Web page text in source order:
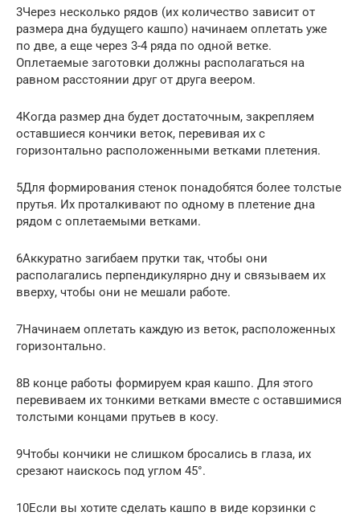
3Через несколько рядов (их количество зависит от
размера дна будущего кашпо) начинаем оплетать уже
по две, а еще через 3-4 ряда по одной ветке.
Оплетаемые заготовки должны располагаться на
равном расстоянии друг от друга веером.
4Когда размер дна будет достаточным, закрепляем
оставшиеся кончики веток, перевивая их с
горизонтально расположенными ветками плетения.
5Для формирования стенок понадобятся более толстые
прутья. Их проталкивают по одному в плетение дна
рядом с оплетаемыми ветками.
6Аккуратно загибаем прутки так, чтобы они
располагались перпендикулярно дну и связываем их
вверху, чтобы они не мешали работе.
7Начинаем оплетать каждую из веток, расположенных
горизонтально.
8В конце работы формируем края кашпо. Для этого
перевиваем их тонкими ветками вместе с оставшимися
толстыми концами прутьев в косу.
9Чтобы кончики не слишком бросались в глаза, их
срезают наискось под углом 45°.
10Если вы хотите сделать кашпо в виде корзинки с